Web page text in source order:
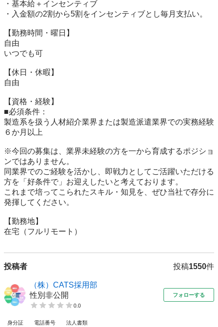
・基本給＋インセンティブ
・入金額の2割から5割をインセンティブとし毎月支払い。
【勤務時間・曜日】
自由
いつでも可
【休日・休暇】
自由
【資格・経験】
■必須条件：
製造系を扱う人材紹介業界または製造派遣業界での実務経験
６か月以上
※今回の募集は、業界未経験の方を一から育成するポジショ
ンではありません。
同業界でのご経験を活かし、即戦力としてご活躍いただける
方を「好条件で」お迎えしたいと考えております。
これまで培ってこられたスキル・知見を、ぜひ当社で存分に
発揮してください。
【勤務地】
在宅（フルリモート）
投稿者 投稿1550件
（株）CATS採用部
性別非公開
0.0
フォローする
身分証 電話番号 法人書類